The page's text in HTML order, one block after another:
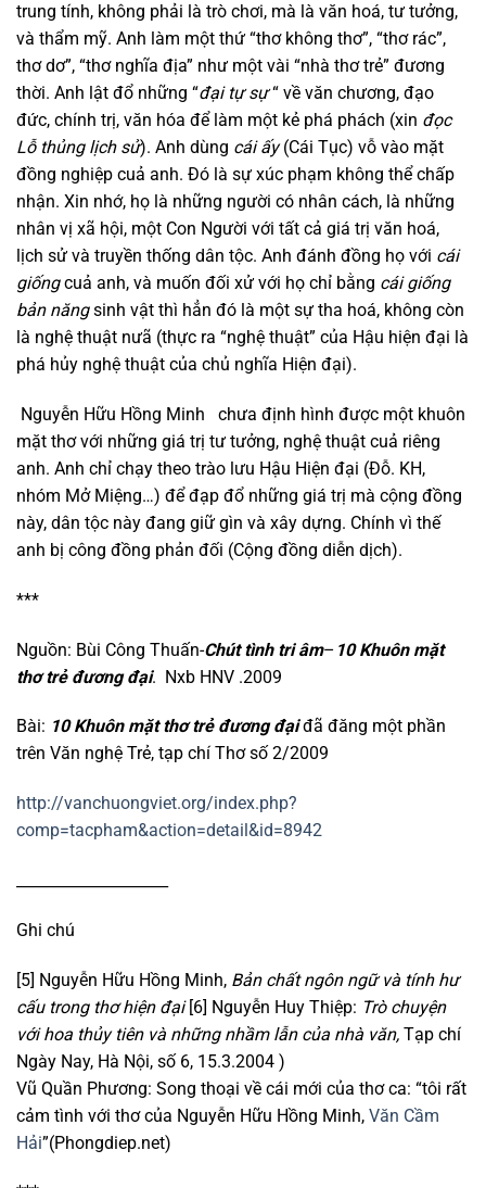
trung tính, không phải là trò chơi, mà là văn hoá, tư tưởng,
và thẩm mỹ. Anh làm một thứ “thơ không thơ”, “thơ rác”,
thơ dơ”, “thơ nghĩa địa” như một vài “nhà thơ trẻ” đương
thời. Anh lật đổ những “đại tự sự“ về văn chương, đạo
đức, chính trị, văn hóa để làm một kẻ phá phách (xin đọc
Lỗ thủng lịch sử). Anh dùng cái ấy(Cái Tục) vỗ vào mặt
đồng nghiệp cuả anh. Đó là sự xúc phạm không thể chấp
nhận. Xin nhớ, họ là những người có nhân cách, là những
nhân vị xã hội, một Con Người với tất cả giá trị văn hoá,
lịch sử và truyền thống dân tộc. Anh đánh đồng họ với cái
giốngcuả anh, và muốn đối xử với họ chỉ bằng cái giống
bản năngsinh vật thì hẳn đó là một sự tha hoá, không còn
là nghệ thuật nưã (thực ra “nghệ thuật” của Hậu hiện đại là
phá hủy nghệ thuật của chủ nghĩa Hiện đại).
Nguyễn Hữu Hồng Minh chưa định hình được một khuôn
mặt thơ với những giá trị tư tưởng, nghệ thuật cuả riêng
anh. Anh chỉ chạy theo trào lưu Hậu Hiện đại (Đỗ. KH,
nhóm Mở Miệng…) để đạp đổ những giá trị mà cộng đồng
này, dân tộc này đang giữ gìn và xây dựng. Chính vì thế
anh bị công đồng phản đối (Cộng đồng diễn dịch).
***
Nguồn: Bùi Công Thuấn-Chút tình tri âm– 10 Khuôn mặt
thơ trẻ đương đại. Nxb HNV .2009
Bài: 10 Khuôn mặt thơ trẻ đương đạiđã đăng một phần
trên Văn nghệ Trẻ, tạp chí Thơ số 2/2009
http://vanchuongviet.org/index.php?
comp=tacpham&action=detail&id=8942
Ghi chú
[5] Nguyễn Hữu Hồng Minh, Bản chất ngôn ngữ và tính hư
cấu trong thơ hiện đại[6] Nguyễn Huy Thiệp: Trò chuyện
với hoa thủy tiên và những nhầm lẫn của nhà văn, Tạp chí
Ngày Nay, Hà Nội, số 6, 15.3.2004 )
Vũ Quần Phương: Song thoại về cái mới của thơ ca: “tôi rất
cảm tình với thơ của Nguyễn Hữu Hồng Minh, Văn Cầm
Hải”(Phongdiep.net)